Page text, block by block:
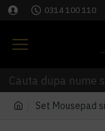
0314 100 110
Set Mousepad